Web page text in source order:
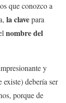
que conozco a
la clavepara
nombre del
y
existe) debería ser
porque de